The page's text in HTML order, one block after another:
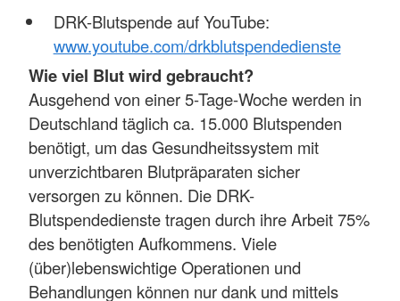
DRK-Blutspende auf YouTube:
www.youtube.com/drkblutspendedienste
Wie viel Blut wird gebraucht?
Ausgehend von einer 5-Tage-Woche werden in
Deutschland täglich ca. 15.000 Blutspenden
benötigt, um das Gesundheitssystem mit
unverzichtbaren Blutpräparaten sicher
versorgen zu können. Die DRK-
Blutspendedienste tragen durch ihre Arbeit 75%
des benötigten Aufkommens. Viele
(über)lebenswichtige Operationen und
Behandlungen können nur dank und mittels